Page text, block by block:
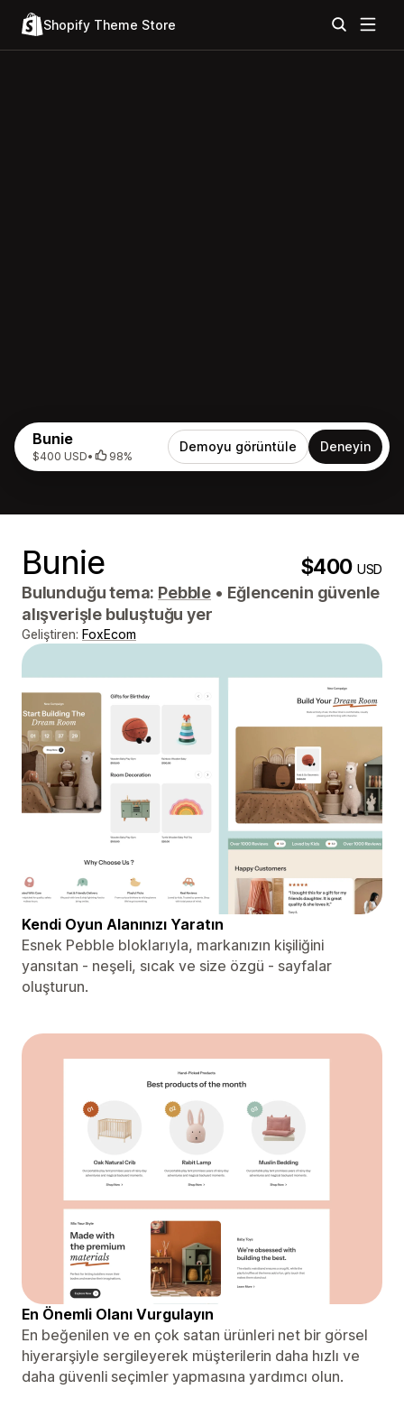
Shopify Theme Store
Bunie
$400 USD• 98%
Demoyu görüntüle Deneyin
Bunie $400USD
Bulunduğu tema: Pebble • Eğlencenin güvenle
alışverişle buluştuğu yer
Geliştiren: FoxEcom
Kendi Oyun Alanınızı Yaratın
Esnek Pebble bloklarıyla, markanızın kişiliğini
yansıtan - neşeli, sıcak ve size özgü - sayfalar
oluşturun.
En Önemli Olanı Vurgulayın
En beğenilen ve en çok satan ürünleri net bir görsel
hiyerarşiyle sergileyerek müşterilerin daha hızlı ve
daha güvenli seçimler yapmasına yardımcı olun.